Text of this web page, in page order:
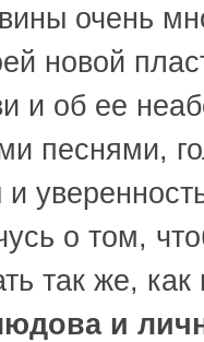
очень
новой
и об ее
песнями,
и
о том,
так же,
и